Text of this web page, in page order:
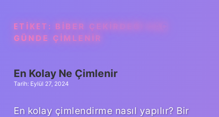
ETIKET: BIBER ÇEKIRDEĞI KAÇ
GÜNDE ÇIMLENIR
En Kolay Ne Çimlenir
Tarih: Eylül 27, 2024
En kolay çimlendirme nasıl yapılır? Bir